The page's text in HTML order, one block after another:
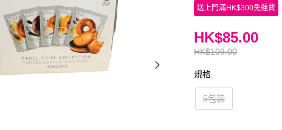
送上門滿HK$300免運費
HK$109.00
HK$85.00
規格
5包裝